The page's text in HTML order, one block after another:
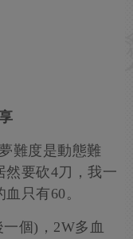
難度是動態難
然要砍4刀，我一
只有60。
個)，2W多血